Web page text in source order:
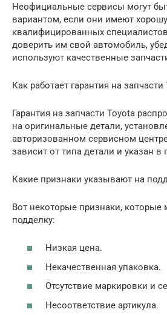
Неофициальные сервисы могут
вариантом, если они имеют
квалифицированных
доверить им свой автомобиль,
используют качественные
Как работает гарантия на запчасти
Гарантия на запчасти Toyota
на оригинальные детали,
авторизованном сервисном
зависит от типа детали и указан в
Какие признаки указывают на
Вот некоторые признаки, которые
подделку:
Низкая цена.
Некачественная упаковка.
Отсутствие маркировки и
Несоответствие артикула.